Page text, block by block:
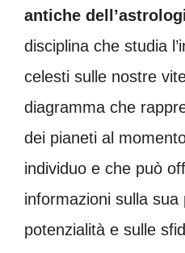
antiche
disciplina che studia
celesti sulle nostre
diagramma che
dei pianeti al
individuo e che può
informazioni sulla
potenzialità e sulle